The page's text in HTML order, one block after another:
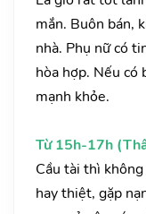
mắn. Buôn bán,
nhà. Phụ nữ có
hòa hợp. Nếu có
mạnh khỏe.
Từ 15h-17h
Cầu tài thì
hay thiệt, gặp